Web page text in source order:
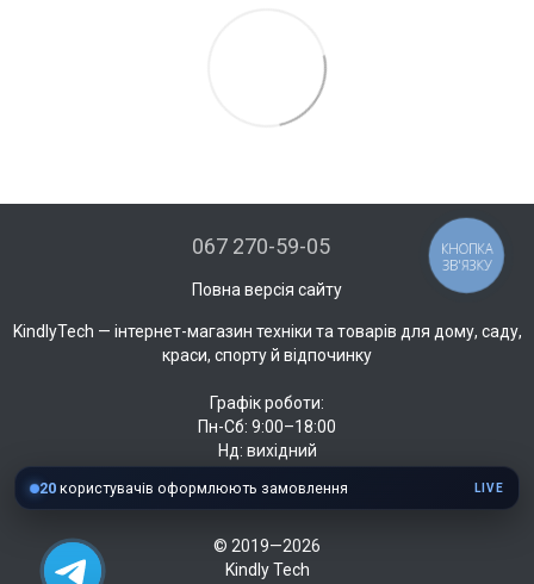
067 270-59-05
Повна версія сайту
KindlyTech — інтернет-магазин техніки та товарів для дому, саду,
краси, спорту й відпочинку
Графік роботи:
Пн-Сб: 9:00–18:00
Нд: вихідний
© 2019—2026
Kindly Tech
20 користувачів оформлюють замовлення LIVE
КНОПКА
ЗВ'ЯЗКУ